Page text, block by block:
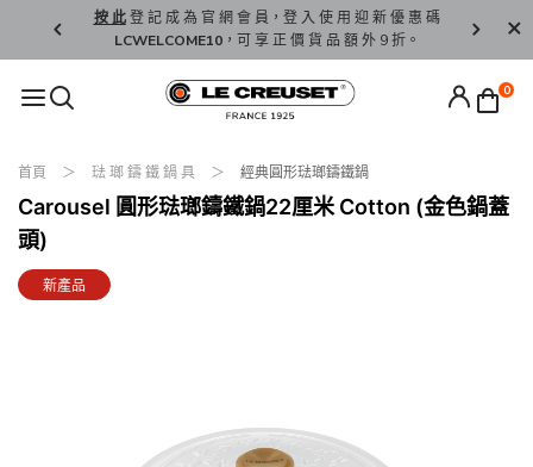
按 此登 記 成 為 官 網 會 員，登 入 使 用 迎 新 優 惠 碼
LCWELCOME10，可 享 正 價 貨 品 額 外 9 折。
香 港 / 澳
0
首頁 琺 瑯 鑄 鐵 鍋 具 經典圓形琺瑯鑄鐵鍋
Carousel 圓形琺瑯鑄鐵鍋22厘米 Cotton (金色鍋蓋
頭)
新產品